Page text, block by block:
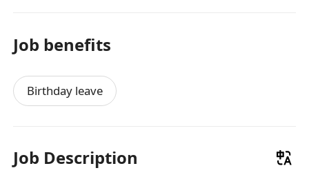
Job benefits
Birthday leave
Job Description